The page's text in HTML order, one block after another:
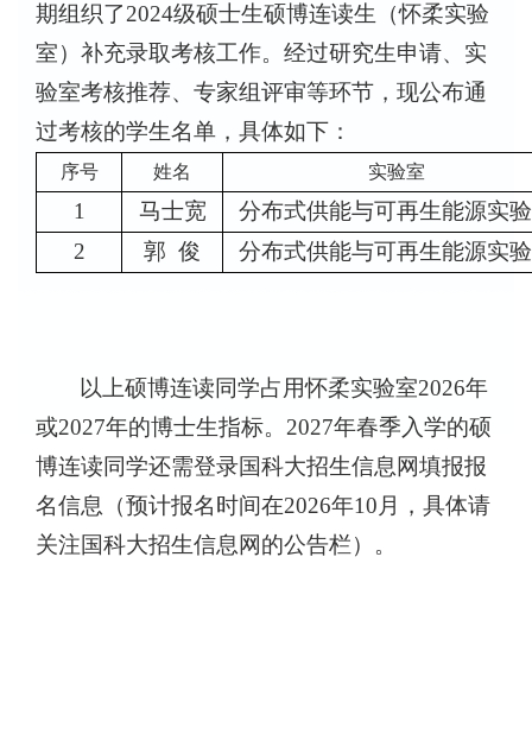
期组织了2024级硕士生硕博连读生（怀柔实验
室）补充录取考核工作。经过研究生申请、实
验室考核推荐、专家组评审等环节，现公布通
过考核的学生名单，具体如下：
序号 姓名 实验室
1 马士宽
分布式供能与可再生能源实
2
郭 俊 分布式供能与可再生能源实
以上硕博连读同学占用怀柔实验室2026年
或2027年的博士生指标。 2027年春季入学的硕
博连读同学还需登录国科大招生信息网填报报
名信息（预计报名时间在2026年10 月，具体请
关注国科大招生信息网的公告栏）。